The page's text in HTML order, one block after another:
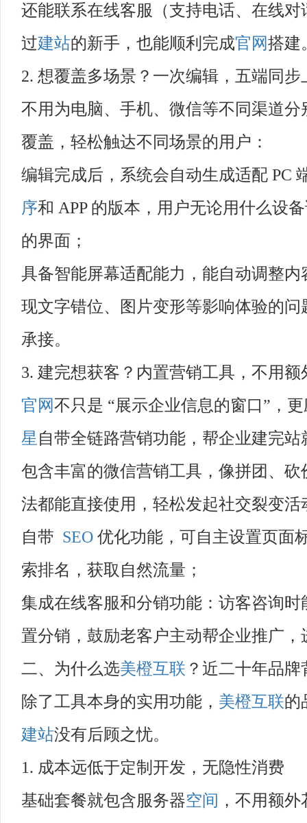
还能联系在线客服（支持电话、在线
过建站的新手，也能顺利完成官网搭建
2. 想覆盖多场景？一次编辑，五端同步
不用为电脑、手机、微信等不同渠道
覆盖，轻松触达不同场景的用户：
编辑完成后，系统会自动生成适配 PC
序和 APP 的版本，用户无论用什么设
的界面；
具备智能屏幕适配能力，能自动调整
现文字错位、图片变形等影响体验的
承接。
3. 建完想获客？内置营销工具，不用额
官网不只是 “展示企业信息的窗口”，
星 自带全链路营销功能，帮企业建完
包含丰富的微信营销工具，像拼团、
法都能直接使用，轻松发起社交裂变
自带 SEO 优化功能，可自主设置页面
索排名，获取自然流量；
集成在线客服和分销功能：访客咨询
置分销，鼓励老客户主动帮企业推广
二、为什么选美橙互联 ？近二十年品
除了工具本身的实用功能， 美橙互联的
建站没有后顾之忧。
1. 成本远低于定制开发，无隐性消费
基础套餐就包含服务器空间 ，不用额